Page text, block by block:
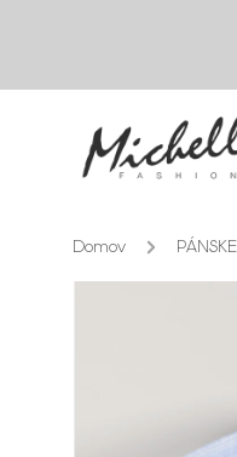
Domov / PÁNSKE